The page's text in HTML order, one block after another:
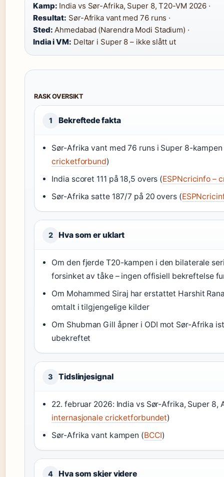
Kamp: India vs Sør-Afrika, Super 8, T20-VM 2026 ·
Resultat: Sør-Afrika vant med 76 runs ·
Sted: Ahmedabad (Narendra Modi Stadium) ·
India i VM: Deltar i Super 8 – ikke slått ut
RASK OVERSIKT
1 Bekreftede fakta
Sør-Afrika vant med 76 runs i Super 8-kampen
cricketforbund)
India scoret 111 på 18,5 overs (ESPNcricinfo –
Sør-Afrika satte 187/7 på 20 overs (
2 Hva som er uklart
Om den fjerde T20-kampen i den bilaterale
forsinket av tåke – ingen offisiell bekreftelse
Om Mohammed Siraj har erstattet Harshit
omtalt i tilgjengelige kilder
Om Shubman Gill åpner i ODI mot Sør-Afrika
ubekreftet
3 Tidslinjesignal
22. februar 2026: India vs Sør-Afrika, Super 8,
internasjonale cricketforbundet)
Sør-Afrika vant kampen (BCCI)
4 Hva som skjer videre